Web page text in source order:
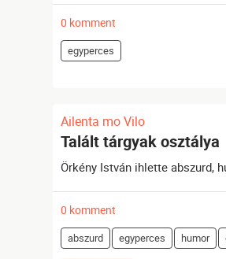
0 komment
egyperces
Ailenta mo Vilo
Talált tárgyak osztálya
Örkény István ihlette abszurd,
0 komment
abszurd egyperces humor